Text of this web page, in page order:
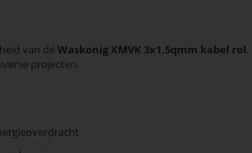
van de Waskonig XMVK 3x1,5qmm kabel rol
projecten.